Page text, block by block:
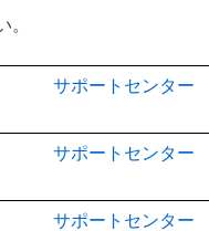
サポートセンター
サポートセンター
サポートセンター